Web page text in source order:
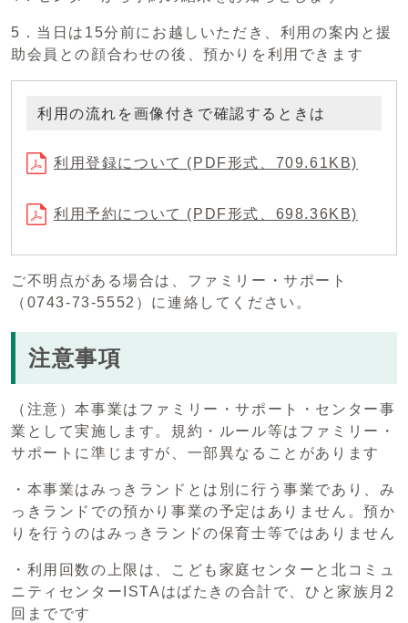
5．当日は15分前にお越しいただき、利用の案内と援
助会員との顔合わせの後、預かりを利用できます
利用の流れを画像付きで確認するときは
利用登録について (PDF形式、709.61KB)
利用予約について (PDF形式、698.36KB)
ご不明点がある場合は、ファミリー・サポート
（0743-73-5552）に連絡してください。
注意事項
（注意）本事業はファミリー・サポート・センター事
業として実施します。規約・ルール等はファミリー・
サポートに準じますが、一部異なることがあります
・本事業はみっきランドとは別に行う事業であり、み
っきランドでの預かり事業の予定はありません。預か
りを行うのはみっきランドの保育士等ではありません
・利用回数の上限は、こども家庭センターと北コミュ
ニティセンターISTAはばたきの合計で、ひと家族月2
回までです